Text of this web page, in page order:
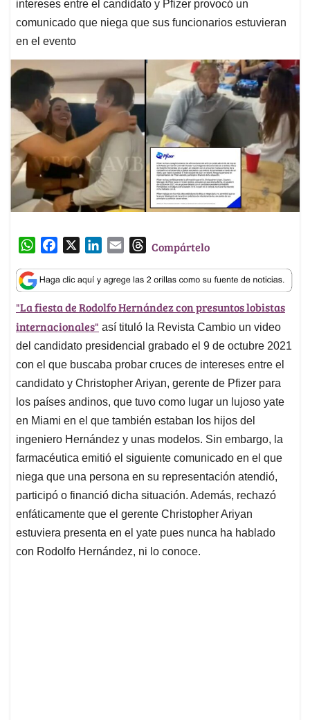
intereses entre el candidato y Pfizer provocó un
comunicado que niega que sus funcionarios estuvieran
en el evento
W
a
t
s
A
p
p
c
e
b
o
o
k
n
k
e
d
I
n
a
i
l
T
r
e
a
d
s
Compártelo
"La fiesta de Rodolfo Hernández con presuntos lobistas
internacionales" así tituló la Revista Cambio un video
del candidato presidencial grabado el 9 de octubre 2021
con el que buscaba probar cruces de intereses entre el
candidato y Christopher Ariyan, gerente de Pfizer para
los países andinos, que tuvo como lugar un lujoso yate
en Miami en el que también estaban los hijos del
ingeniero Hernández y unas modelos. Sin embargo, la
farmacéutica emitió el siguiente comunicado en el que
niega que una persona en su representación atendió,
participó o financió dicha situación. Además, rechazó
enfáticamente que el gerente Christopher Ariyan
estuviera presenta en el yate pues nunca ha hablado
con Rodolfo Hernández, ni lo conoce.